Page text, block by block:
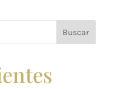
Buscar